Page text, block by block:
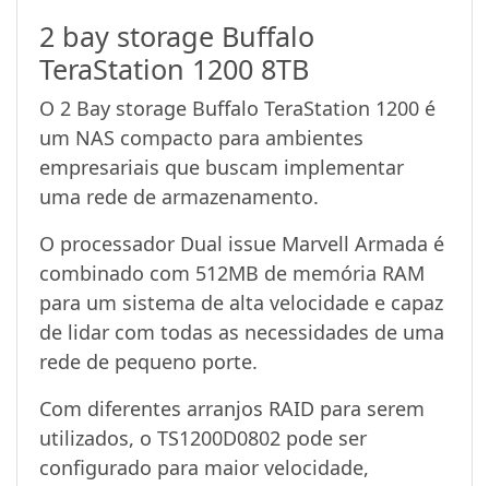
2 bay storage Buffalo
TeraStation 1200 8TB
O 2 Bay storage Buffalo TeraStation 1200 é
um NAS compacto para ambientes
empresariais que buscam implementar
uma rede de armazenamento.
O processador Dual issue Marvell Armada é
combinado com 512MB de memória RAM
para um sistema de alta velocidade e capaz
de lidar com todas as necessidades de uma
rede de pequeno porte.
Com diferentes arranjos RAID para serem
utilizados, o TS1200D0802 pode ser
configurado para maior velocidade,